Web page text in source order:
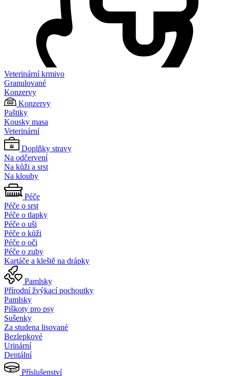
Veterinární krmivo
Granulované
Konzervy
Konzervy
Paštiky
Kousky masa
Veterinární
Doplňky stravy
Na odčervení
Na kůži a srst
Na klouby
Péče
Péče o srst
Péče o tlapky
Péče o uši
Péče o kůži
Péče o oči
Péče o zuby
Kartáče a kleště na drápky
Pamlsky
Přírodní žvýkací pochoutky
Pamlsky
Piškoty pro psy
Sušenky
Za studena lisované
Bezlepkové
Urinární
Dentální
Příslušenství